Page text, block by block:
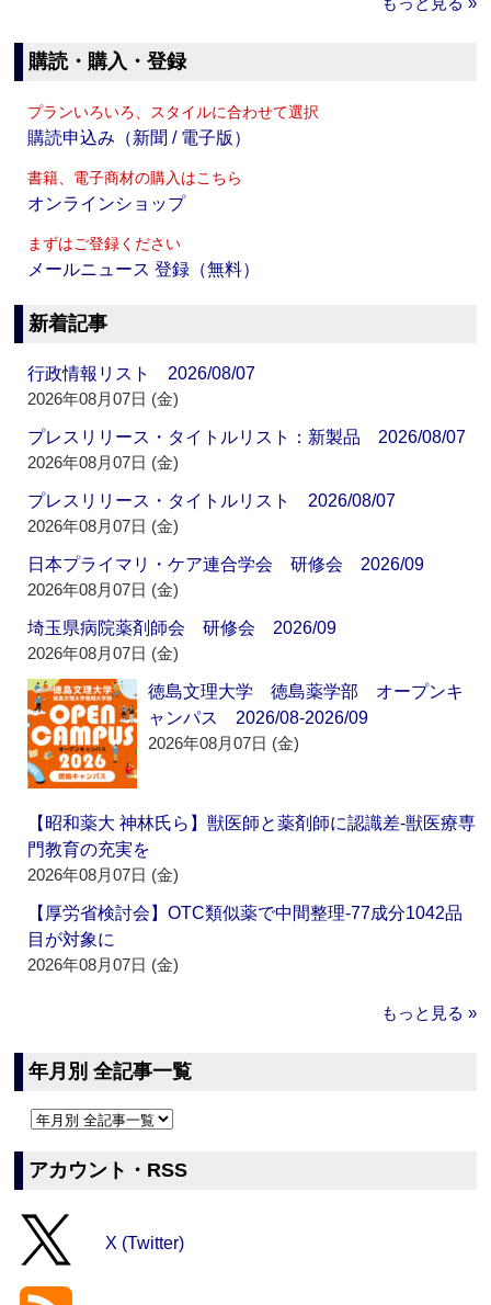
購読・購入・登録
プランいろいろ、スタイルに合わせて選択
購読申込み（新聞 / 電子版）
書籍、電子商材の購入はこちら
オンラインショップ
まずはご登録ください
メールニュース 登録（無料）
新着記事
行政情報リスト 2026/08/07
2026年08月07日 (金)
プレスリリース・タイトルリスト：新製品 2026/08/07
2026年08月07日 (金)
プレスリリース・タイトルリスト 2026/08/07
2026年08月07日 (金)
日本プライマリ・ケア連合学会 研修会 2026/09
2026年08月07日 (金)
埼玉県病院薬剤師会 研修会 2026/09
2026年08月07日 (金)
徳島文理大学 徳島薬学部 オープンキ
ャンパス 2026/08-2026/09
2026年08月07日 (金)
【昭和薬大 神林氏ら】獣医師と薬剤師に認識差‐獣医療専
門教育の充実を
2026年08月07日 (金)
【厚労省検討会】OTC類似薬で中間整理‐77成分1042品
目が対象に
2026年08月07日 (金)
もっと見る »
年月別 全記事一覧
アカウント・RSS
X (Twitter)